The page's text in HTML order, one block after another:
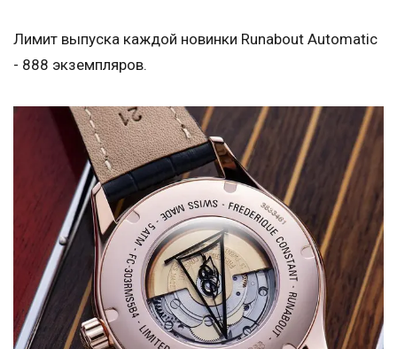
Лимит выпуска каждой новинки Runabout Automatic
- 888 экземпляров.